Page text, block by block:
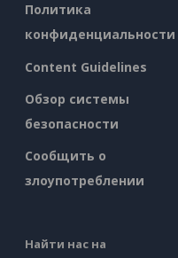
Политика
конфиденциальности
Content Guidelines
Обзор системы
безопасности
Сообщить о
злоупотреблении
Найти нас на